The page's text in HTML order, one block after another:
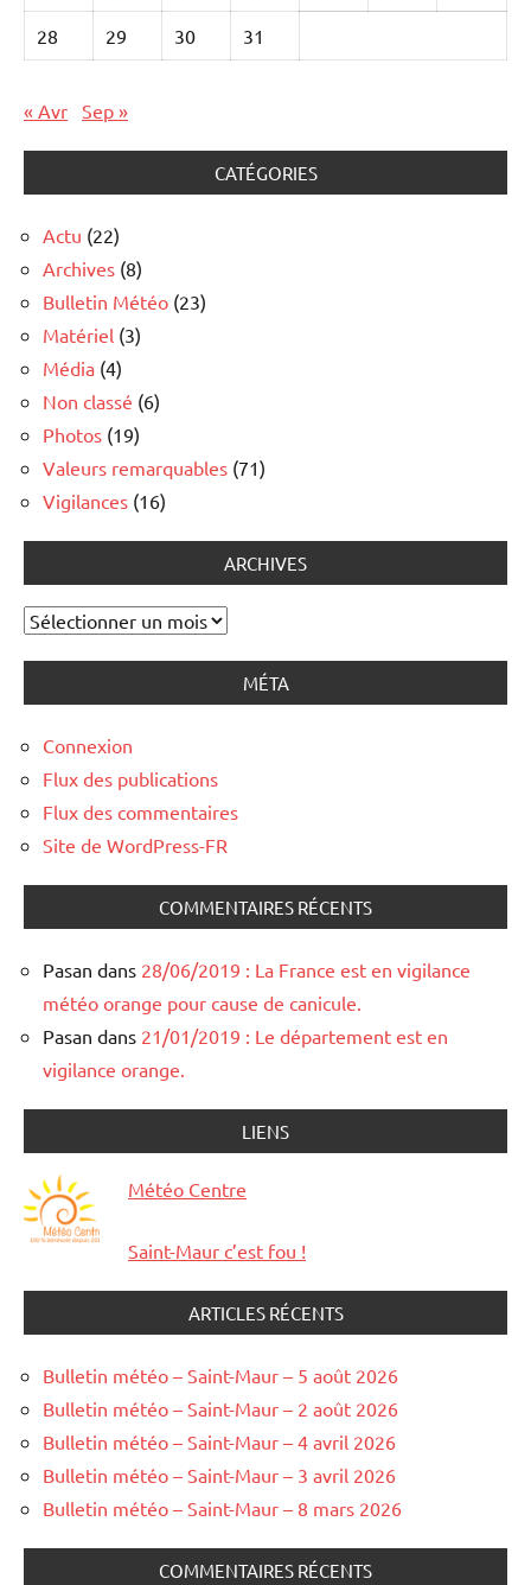
28 29 30 31
« Avr Sep »
CATÉGORIES
Actu (22)
Archives (8)
Bulletin Météo (23)
Matériel (3)
Média (4)
Non classé (6)
Photos (19)
Valeurs remarquables (71)
Vigilances (16)
ARCHIVES
Archives
MÉTA
Connexion
Flux des publications
Flux des commentaires
Site de WordPress-FR
COMMENTAIRES RÉCENTS
Pasan dans 28/06/2019 : La France est en vigilance
météo orange pour cause de canicule.
Pasan dans 21/01/2019 : Le département est en
vigilance orange.
LIENS
Météo Centre
Saint-Maur c’est fou !
ARTICLES RÉCENTS
Bulletin météo – Saint-Maur – 5 août 2026
Bulletin météo – Saint-Maur – 2 août 2026
Bulletin météo – Saint-Maur – 4 avril 2026
Bulletin météo – Saint-Maur – 3 avril 2026
Bulletin météo – Saint-Maur – 8 mars 2026
COMMENTAIRES RÉCENTS